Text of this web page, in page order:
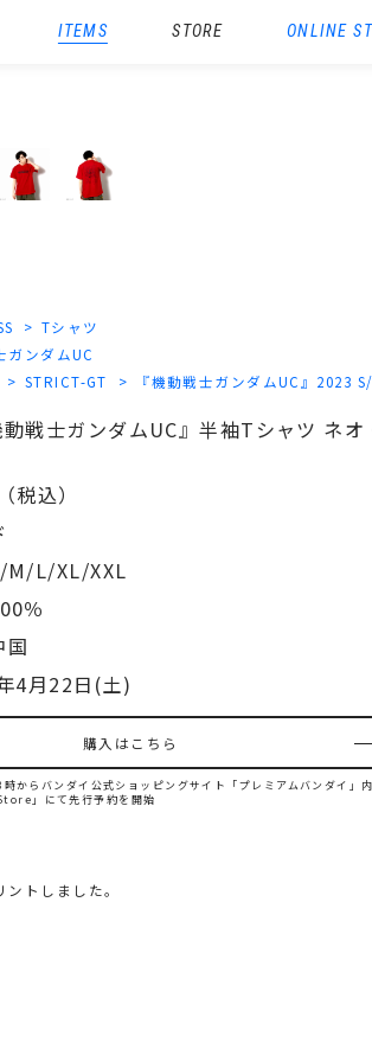
ITEMS STORE ONLINE
Tシャツ
ガンダムUC
STRICT-GT 『機動戦士ガンダムUC』2023
戦士ガンダムUC』半袖Tシャツ ネオ
（税込）
M/L/XL/XXL
％
国
4月22日(土)
購入はこちら
からバンダイ公式ショッピングサイト「プレミアムバンダイ」内
」にて先行予約を開始
トしました。